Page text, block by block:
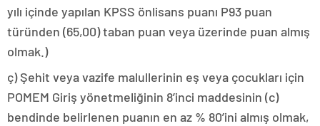
yılı içinde yapılan KPSS önlisans puanı P93 puan
türünden (65,00) taban puan veya üzerinde puan almış
olmak.)
ç) Şehit veya vazife malullerinin eş veya çocukları için
POMEM Giriş yönetmeliğinin 8’inci maddesinin (c)
bendinde belirlenen puanın en az % 80’ini almış olmak,